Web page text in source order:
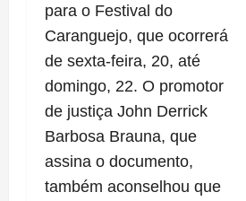
para o Festival do
Caranguejo, que ocorrerá
de sexta-feira, 20, até
domingo, 22. O promotor
de justiça John Derrick
Barbosa Brauna, que
assina o documento,
também aconselhou que